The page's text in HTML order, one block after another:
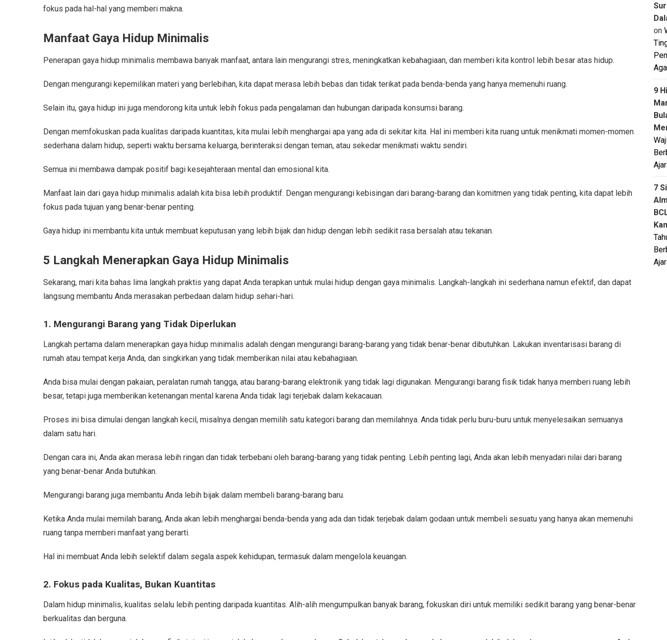
fokus pada hal-hal yang memberi makna.
Manfaat Gaya Hidup Minimalis
Penerapan gaya hidup minimalis membawa banyak manfaat, antara lain mengurangi stres, meningkatkan kebahagiaan, dan memberi kita kontrol lebih besar atas hidup.
Dengan mengurangi kepemilikan materi yang berlebihan, kita dapat merasa lebih bebas dan tidak terikat pada benda-benda yang hanya memenuhi ruang.
Selain itu, gaya hidup ini juga mendorong kita untuk lebih fokus pada pengalaman dan hubungan daripada konsumsi barang.
Dengan memfokuskan pada kualitas daripada kuantitas, kita mulai lebih menghargai apa yang ada di sekitar kita. Hal ini memberi kita ruang untuk menikmati momen-momen
sederhana dalam hidup, seperti waktu bersama keluarga, berinteraksi dengan teman, atau sekedar menikmati waktu sendiri.
Semua ini membawa dampak positif bagi kesejahteraan mental dan emosional kita.
Manfaat lain dari gaya hidup minimalis adalah kita bisa lebih produktif. Dengan mengurangi kebisingan dari barang-barang dan komitmen yang tidak penting, kita dapat lebih
fokus pada tujuan yang benar-benar penting.
Gaya hidup ini membantu kita untuk membuat keputusan yang lebih bijak dan hidup dengan lebih sedikit rasa bersalah atau tekanan.
5 Langkah Menerapkan Gaya Hidup Minimalis
Sekarang, mari kita bahas lima langkah praktis yang dapat Anda terapkan untuk mulai hidup dengan gaya minimalis. Langkah-langkah ini sederhana namun efektif, dan dapat
langsung membantu Anda merasakan perbedaan dalam hidup sehari-hari.
1. Mengurangi Barang yang Tidak Diperlukan
Langkah pertama dalam menerapkan gaya hidup minimalis adalah dengan mengurangi barang-barang yang tidak benar-benar dibutuhkan. Lakukan inventarisasi barang di
rumah atau tempat kerja Anda, dan singkirkan yang tidak memberikan nilai atau kebahagiaan.
Anda bisa mulai dengan pakaian, peralatan rumah tangga, atau barang-barang elektronik yang tidak lagi digunakan. Mengurangi barang fisik tidak hanya memberi ruang lebih
besar, tetapi juga memberikan ketenangan mental karena Anda tidak lagi terjebak dalam kekacauan.
Proses ini bisa dimulai dengan langkah kecil, misalnya dengan memilih satu kategori barang dan memilahnya. Anda tidak perlu buru-buru untuk menyelesaikan semuanya
dalam satu hari.
Dengan cara ini, Anda akan merasa lebih ringan dan tidak terbebani oleh barang-barang yang tidak penting. Lebih penting lagi, Anda akan lebih menyadari nilai dari barang
yang benar-benar Anda butuhkan.
Mengurangi barang juga membantu Anda lebih bijak dalam membeli barang-barang baru.
Ketika Anda mulai memilah barang, Anda akan lebih menghargai benda-benda yang ada dan tidak terjebak dalam godaan untuk membeli sesuatu yang hanya akan memenuhi
ruang tanpa memberi manfaat yang berarti.
Hal ini membuat Anda lebih selektif dalam segala aspek kehidupan, termasuk dalam mengelola keuangan.
2. Fokus pada Kualitas, Bukan Kuantitas
Dalam hidup minimalis, kualitas selalu lebih penting daripada kuantitas. Alih-alih mengumpulkan banyak barang, fokuskan diri untuk memiliki sedikit barang yang benar-benar
berkualitas dan berguna.
on
9
7